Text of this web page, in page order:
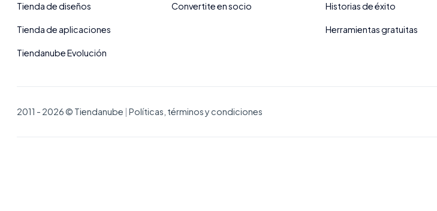
Tienda de diseños
Tienda de aplicaciones
Tiendanube Evolución
Convertite en socio Historias de éxito
Herramientas gratuitas
2011 - 2026 © Tiendanube Políticas, términos y condiciones